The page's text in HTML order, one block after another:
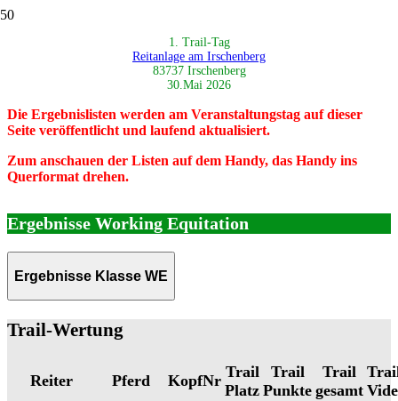
1. Trail-Tag
Reitanlage am Irschenberg
83737 Irschenberg
30.Mai 2026
Die Ergebnislisten werden am Veranstaltungstag auf dieser
Seite veröffentlicht und laufend aktualisiert.
Zum anschauen der Listen auf dem Handy, das Handy ins
Querformat drehen.
Ergebnisse Working Equitation
Ergebnisse Klasse WE
Trail-Wertung
Reiter Pferd KopfNr Trail
Platz
Trail
Punkte
Trail
gesamt